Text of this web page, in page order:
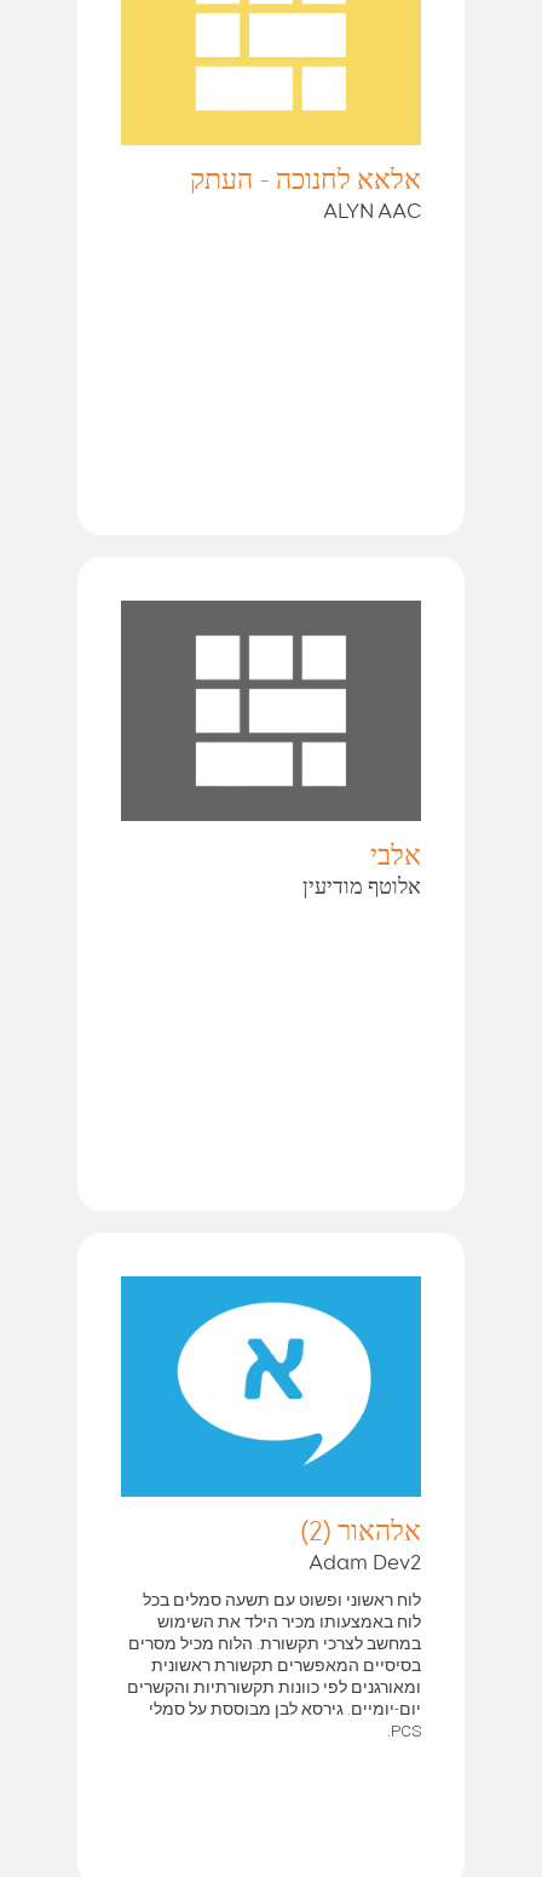
אלאא לחנוכה - העתק
ALYN AAC
אלבי
אלוטף מודיעין
אלהאור (2)
Adam Dev2
לוח ראשוני ופשוט עם תשעה סמלים בכל
לוח באמצעותו מכיר הילד את השימוש
במחשב לצרכי תקשורת. הלוח מכיל מסרים
בסיסיים המאפשרים תקשורת ראשונית
ומאורגנים לפי כוונות תקשורתיות והקשרים
יום-יומיים. גירסא לבן מבוססת על סמלי
PCS.